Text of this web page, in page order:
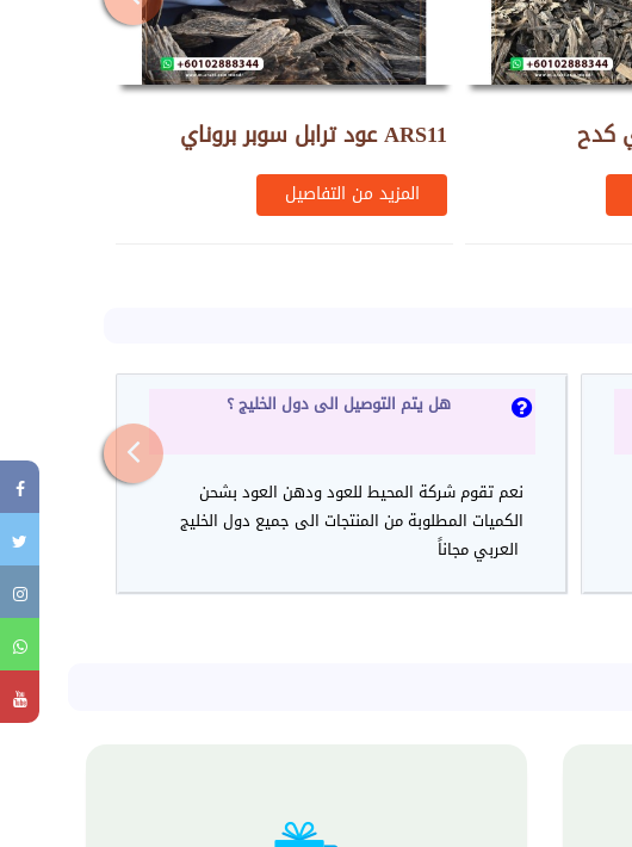
عود ترابل سوبر بروناي ARS11
المزيد من التفاصيل
هل يتم التوصيل الى دول الخليج ؟
نعم تقوم شركة المحيط للعود ودهن العود بشحن
الكميات المطلوبة من المنتجات الى جميع دول الخليج